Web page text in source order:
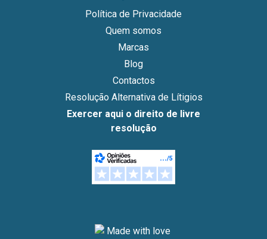
Política de Privacidade
Quem somos
Marcas
Blog
Contactos
Resolução Alternativa de Lítigios
Exercer aqui o direito de livre
resolução